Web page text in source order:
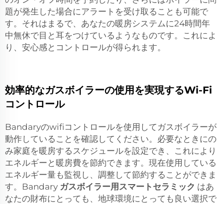
題が発生した場合にアラートを受け取ることも可能で
す。それはまるで、あなたの暖房システムに24時間年
中無休で目と耳をつけているようなものです。これによ
り、安心感とコントロールが得られます。
効率的なガスボイラーの使用を実現するWi-Fi
コントロール
Bandaryのwifiコントロールを使用してガスボイラーが
動作していることを確認してください。必要なときにの
み家庭を暖房するスケジュールを設定でき、これにより
エネルギーと暖房費を節約できます。現在使用している
エネルギー量も監視し、調整して節約することができま
す。Bandary ガスボイラー用スマートセラミック はあ
なたの財布にとっても、地球環境にとっても良い選択で